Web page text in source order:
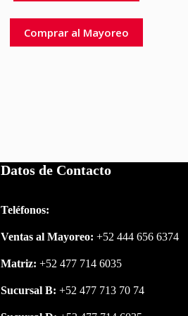
Comprar al Mayoreo
Datos de Contacto
Teléfonos:
Ventas al Mayoreo: +52 444 656 6374
Matriz: +52 477 714 6035
Sucursal B: +52 477 713 70 74